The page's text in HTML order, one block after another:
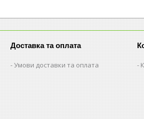
Доставка та оплата
Умови доставки та оплата